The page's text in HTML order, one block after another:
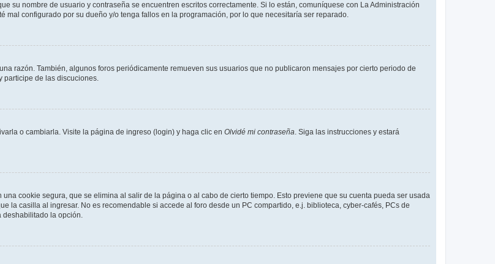
su nombre de usuario y contraseña se encuentren escritos correctamente. Si lo están, comuníquese con La Administración
configurado por su dueño y/o tenga fallos en la programación, por lo que necesitaría ser reparado.
razón. También, algunos foros periódicamente remueven sus usuarios que no publicaron mensajes por cierto periodo de
participe de las discuciones.
o cambiarla. Visite la página de ingreso (login) y haga clic en Olvidé mi contraseña. Siga las instrucciones y estará
cookie segura, que se elimina al salir de la página o al cabo de cierto tiempo. Esto previene que su cuenta pueda ser usada
la casilla al ingresar. No es recomendable si accede al foro desde un PC compartido, e.j. biblioteca, cyber-cafés, PCs de
deshabilitado la opción.